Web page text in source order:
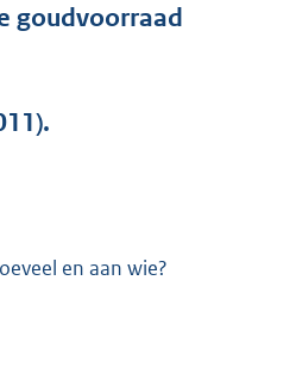
goudvoorraad
en aan wie?